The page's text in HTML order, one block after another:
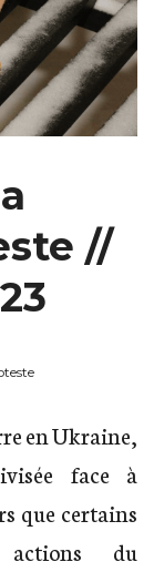
//
en Ukraine,
face à
que certains
actions du